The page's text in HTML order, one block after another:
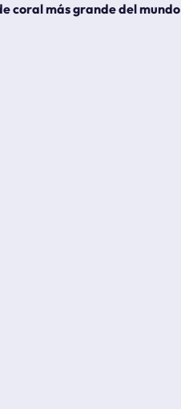
coral más grande del mundo